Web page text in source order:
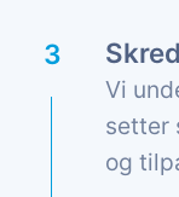
Vi
setter
og